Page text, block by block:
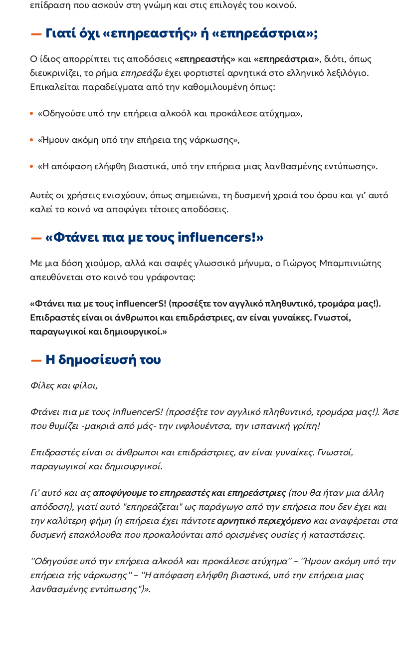
επίδραση που ασκούν στη γνώμη και στις επιλογές του κοινού.
Γιατί όχι «επηρεαστής» ή «επηρεάστρια»;
Ο ίδιος απορρίπτει τις αποδόσεις «επηρεαστής»και«επηρεάστρια», διότι, όπως
διευκρινίζει, το ρήμα επηρεάζωέχει φορτιστεί αρνητικά στο ελληνικό λεξιλόγιο.
Επικαλείται παραδείγματα από την καθομιλουμένη όπως:
«Οδηγούσε υπό την επήρεια αλκοόλ και προκάλεσε ατύχημα»,
«Ήμουν ακόμη υπό την επήρεια της νάρκωσης»,
«Η απόφαση ελήφθη βιαστικά, υπό την επήρεια μιας λανθασμένης εντύπωσης».
Αυτές οι χρήσεις ενισχύουν, όπως σημειώνει, τη δυσμενή χροιά του όρου και γι’ αυτό
καλεί το κοινό να αποφύγει τέτοιες αποδόσεις.
«Φτάνει πια με τους influencers!»
Με μια δόση χιούμορ, αλλά και σαφές γλωσσικό μήνυμα, ο Γιώργος Μπαμπινιώτης
απευθύνεται στο κοινό του γράφοντας:
«Φτάνει πια με τους influencerS! (προσέξτε τον αγγλικό πληθυντικό, τρομάρα μας!).
Επιδραστές είναι οι άνθρωποι και επιδράστριες, αν είναι γυναίκες. Γνωστοί,
παραγωγικοί και δημιουργικοί.»
Η δημοσίευσή του
Φίλες και φίλοι,
Φτάνει πια με τους influencerS! (προσέξτε τον αγγλικό πληθυντικό, τρομάρα μας!). Άσε
που θυμίζει -μακριά από μάς- την ινφλουέντσα, την ισπανική γρίπη!
Επιδραστές είναι οι άνθρωποι και επιδράστριες, αν είναι γυναίκες. Γνωστοί,
παραγωγικοί και δημιουργικοί.
Γι’ αυτό και αςαποφύγουμε το επηρεαστές και επηρεάστριες(που θα ήταν μια άλλη
απόδοση), γιατί αυτό ''επηρεάζεται'' ως παράγωγο από την επήρεια που δεν έχει και
την καλύτερη φήμη (η επήρεια έχει πάντοτεαρνητικό περιεχόμενοκαι αναφέρεται στα
δυσμενή επακόλουθα που προκαλούνται από ορισμένες ουσίες ή καταστάσεις.
''Οδηγούσε υπό την επήρεια αλκοόλ και προκάλεσε ατύχημα'' – ''Ήμουν ακόμη υπό την
επήρεια τής νάρκωσης'' – ''Η απόφαση ελήφθη βιαστικά, υπό την επήρεια μιας
λανθασμένης εντύπωσης'')».